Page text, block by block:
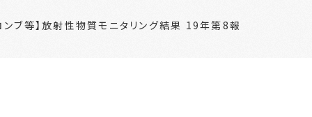
ンブ等】放射性物質モニタリング結果 19年第8報